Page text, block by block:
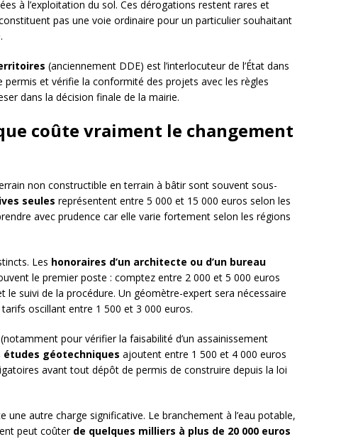
à l’exploitation du sol. Ces dérogations restent rares et
pas une voie ordinaire pour un particulier souhaitant
(anciennement DDE) est l’interlocuteur de l’État dans
permis et vérifie la conformité des projets avec les règles
dans la décision finale de la mairie.
coûte vraiment le changement
non constructible en terrain à bâtir sont souvent sous-
seules représentent entre 5 000 et 15 000 euros selon les
avec prudence car elle varie fortement selon les régions
Les honoraires d’un architecte ou d’un bureau
le premier poste : comptez entre 2 000 et 5 000 euros
le suivi de la procédure. Un géomètre-expert sera nécessaire
oscillant entre 1 500 et 3 000 euros.
pour vérifier la faisabilité d’un assainissement
études géotechniques ajoutent entre 1 500 et 4 000 euros
avant tout dépôt de permis de construire depuis la loi
une autre charge significative. Le branchement à l’eau potable,
peut coûter de quelques milliers à plus de 20 000 euros